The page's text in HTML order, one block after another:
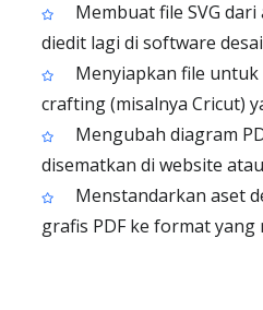
Membuat file SVG
diedit lagi di software
Menyiapkan file
crafting (misalnya Cricut)
Mengubah diagram
disematkan di website
Menstandarkan aset
grafis PDF ke format